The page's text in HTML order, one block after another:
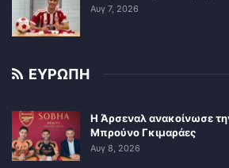
Αυγ 7, 2026
ΕΥΡΩΠΗ
Η Άρσεναλ ανακοίνωσε
Μπρούνο Γκιμαράες
Αυγ 8, 2026